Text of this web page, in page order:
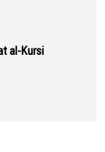
al-Kursi